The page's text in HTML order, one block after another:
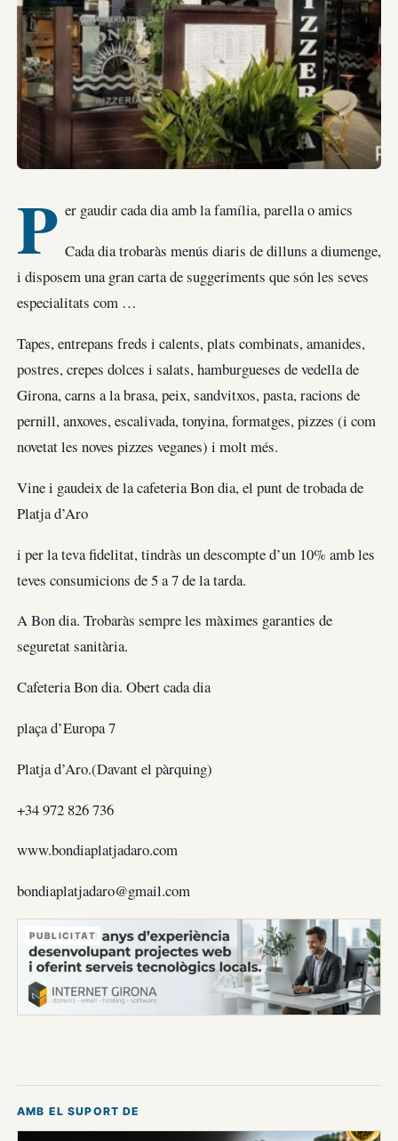
P er gaudir cada dia amb la família, parella o amics
Cada dia trobaràs menús diaris de dilluns a diumenge,
i disposem una gran carta de suggeriments que són les seves
especialitats com …
Tapes, entrepans freds i calents, plats combinats, amanides,
postres, crepes dolces i salats, hamburgueses de vedella de
Girona, carns a la brasa, peix, sandvitxos, pasta, racions de
pernill, anxoves, escalivada, tonyina, formatges, pizzes (i com
novetat les noves pizzes veganes) i molt més.
Vine i gaudeix de la cafeteria Bon dia, el punt de trobada de
Platja d’Aro
i per la teva fidelitat, tindràs un descompte d’un 10% amb les
teves consumicions de 5 a 7 de la tarda.
A Bon dia. Trobaràs sempre les màximes garanties de
seguretat sanitària.
Cafeteria Bon dia. Obert cada dia
plaça d’Europa 7
Platja d’Aro.(Davant el pàrquing)
+34 972 826 736
www.bondiaplatjadaro.com
bondiaplatjadaro@gmail.com
PUBLICITAT
AMB EL SUPORT DE